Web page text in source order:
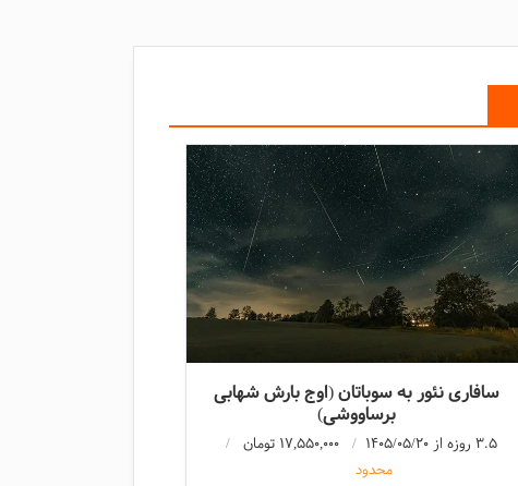
سافاری نئور به سوباتان (اوج بارش شهابی
برساووشی)
3.5 روزه از 1405/05/20
17,550,000 تومان
محدود